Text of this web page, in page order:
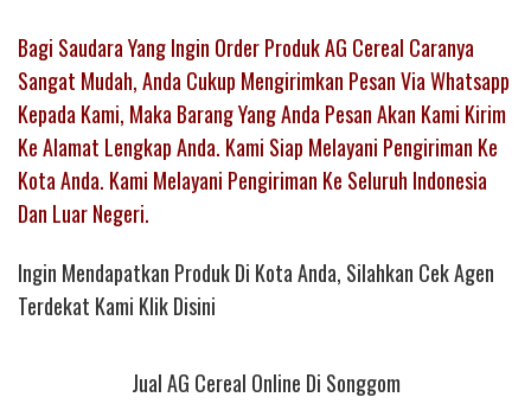
Bagi Saudara Yang Ingin Order Produk AG Cereal Caranya
Sangat Mudah, Anda Cukup Mengirimkan Pesan Via Whatsapp
Kepada Kami, Maka Barang Yang Anda Pesan Akan Kami Kirim
Ke Alamat Lengkap Anda. Kami Siap Melayani Pengiriman Ke
Kota Anda. Kami Melayani Pengiriman Ke Seluruh Indonesia
Dan Luar Negeri.
Ingin Mendapatkan Produk Di Kota Anda, Silahkan Cek Agen
Terdekat Kami Klik Disini
Jual AG Cereal Online Di Songgom